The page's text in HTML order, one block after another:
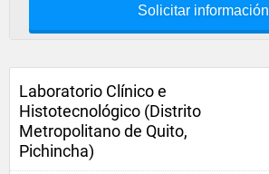
Solicitar información
Laboratorio Clínico e
Histotecnológico (Distrito
Metropolitano de Quito,
Pichincha)